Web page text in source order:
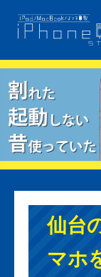
仙台
マホ